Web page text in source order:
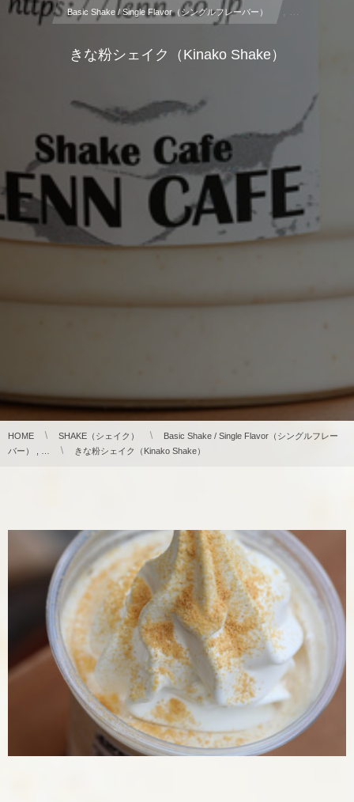
Basic Shake / Single Flavor（シングルフレーバー） , …
きな粉シェイク（Kinako Shake）
HOME SHAKE（シェイク）
Basic Shake / Single Flavor（シングルフレー
バー） , …
きな粉シェイク（Kinako Shake）